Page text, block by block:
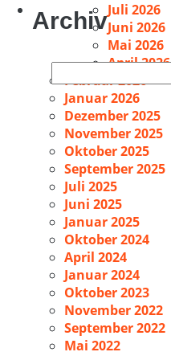
nach:
ArchivJuli 2026
Juni 2026
Mai 2026
April 2026
Februar 2026
Januar 2026
Dezember 2025
November 2025
Oktober 2025
September 2025
Juli 2025
Juni 2025
Januar 2025
Oktober 2024
April 2024
Januar 2024
Oktober 2023
November 2022
September 2022
Mai 2022